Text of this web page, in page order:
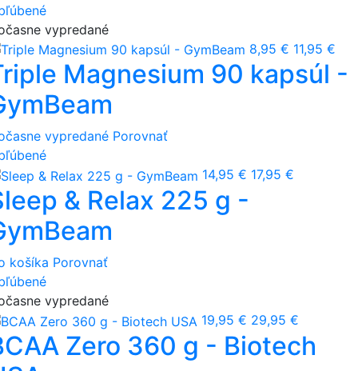
vypredané
8,95 € 11,95 €
Magnesium 90 kapsúl -
vypredané Porovnať
14,95 € 17,95 €
& Relax 225 g -
košíka Porovnať
vypredané
19,95 € 29,95 €
Zero 360 g - Biotech